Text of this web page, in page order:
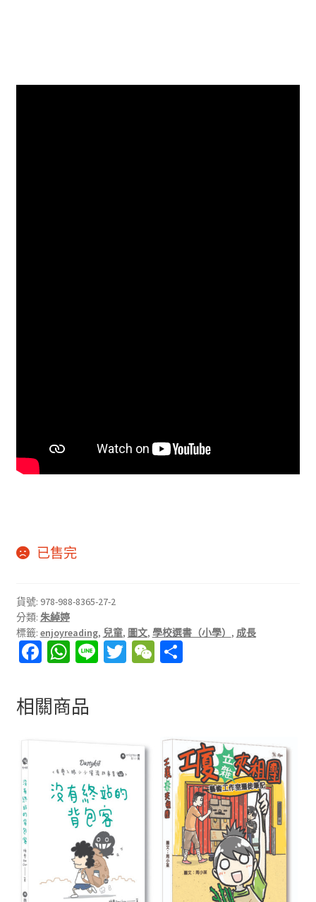
已售完
貨號: 978-988-8365-27-2
分類: 朱綽婷
標籤: enjoyreading, 兒童, 圖文, 學校選書（小學） , 成長
Fa
b
o
k
W
at
sA
p
Li T W
at
分
相關商品